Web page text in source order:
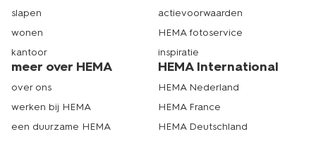
slapen
wonen
kantoor
actievoorwaarden
HEMA fotoservice
inspiratie
meer over HEMA
over ons
werken bij HEMA
een duurzame HEMA
HEMA International
HEMA Nederland
HEMA France
HEMA Deutschland